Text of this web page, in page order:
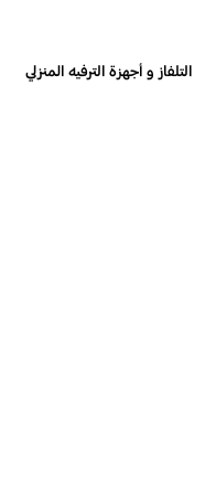
التلفاز و أجهزة الترفيه المنزلي